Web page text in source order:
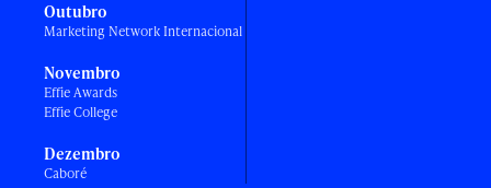
Outubro
Marketing Network Internacional
Novembro
Effie Awards
Effie College
Dezembro
Caboré